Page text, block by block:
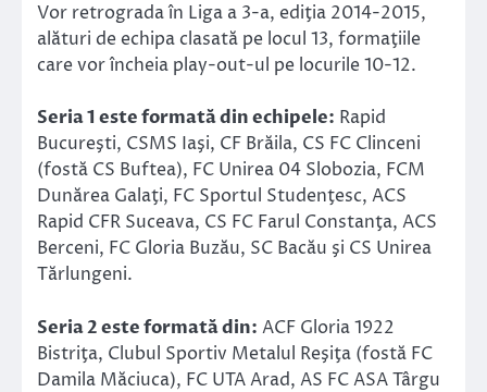
Vor retrograda în Liga a 3-a, ediţia 2014-2015,
alături de echipa clasată pe locul 13, formaţiile
care vor încheia play-out-ul pe locurile 10-12.
Seria 1 este formată din echipele: Rapid
Bucureşti, CSMS Iaşi, CF Brăila, CS FC Clinceni
(fostă CS Buftea), FC Unirea 04 Slobozia, FCM
Dunărea Galaţi, FC Sportul Studenţesc, ACS
Rapid CFR Suceava, CS FC Farul Constanţa, ACS
Berceni, FC Gloria Buzău, SC Bacău şi CS Unirea
Tărlungeni.
Seria 2 este formată din: ACF Gloria 1922
Bistriţa, Clubul Sportiv Metalul Reşiţa (fostă FC
Damila Măciuca), FC UTA Arad, AS FC ASA Târgu